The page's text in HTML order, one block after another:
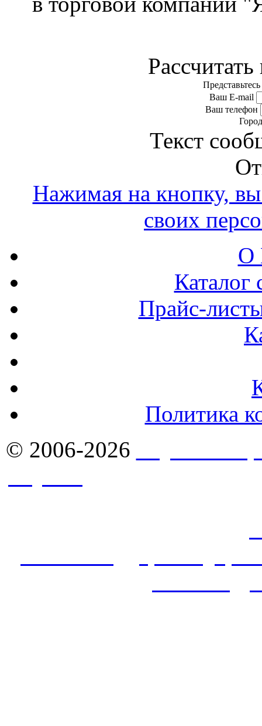
Представьтесь
Ваш E-mail
Ваш телефон
Город
Текст
Нажимая на кнопку, вы
своих
О
Каталог
Прайс-
Политика
© 2006-2026